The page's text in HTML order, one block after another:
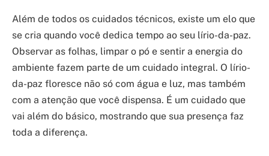
Além de todos os cuidados técnicos, existe um elo que
se cria quando você dedica tempo ao seu lírio-da-paz.
Observar as folhas, limpar o pó e sentir a energia do
ambiente fazem parte de um cuidado integral. O lírio-
da-paz floresce não só com água e luz, mas também
com a atenção que você dispensa. É um cuidado que
vai além do básico, mostrando que sua presença faz
toda a diferença.